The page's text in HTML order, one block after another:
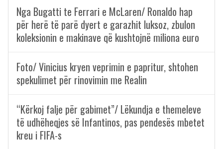
Nga Bugatti te Ferrari e McLaren/ Ronaldo hap
për herë të parë dyert e garazhit luksoz, zbulon
koleksionin e makinave që kushtojnë miliona euro
Foto/ Vinicius kryen veprimin e papritur, shtohen
spekulimet për rinovimin me Realin
“Kërkoj falje për gabimet”/ Lëkundja e themeleve
të udhëheqjes së Infantinos, pas pendesës mbetet
kreu i FIFA-s